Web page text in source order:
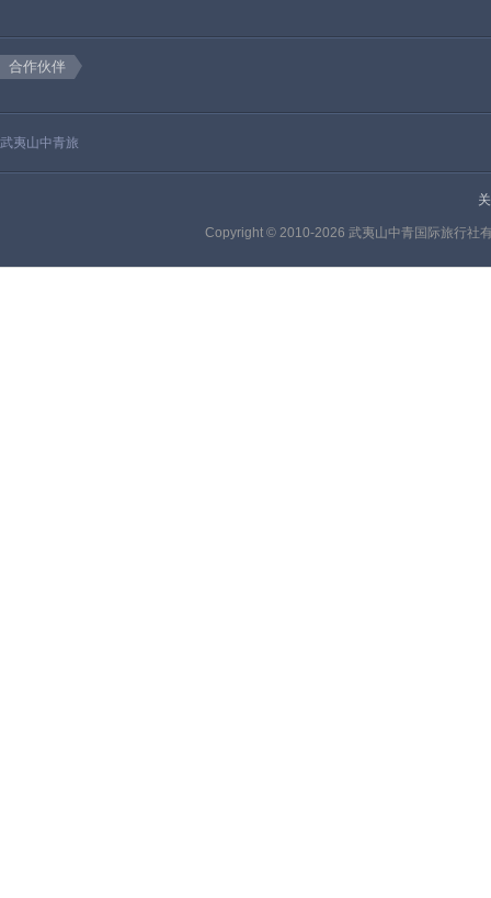
合作伙伴
武夷山中青旅
Copyright © 2010-2026 武夷山中青国际旅行社